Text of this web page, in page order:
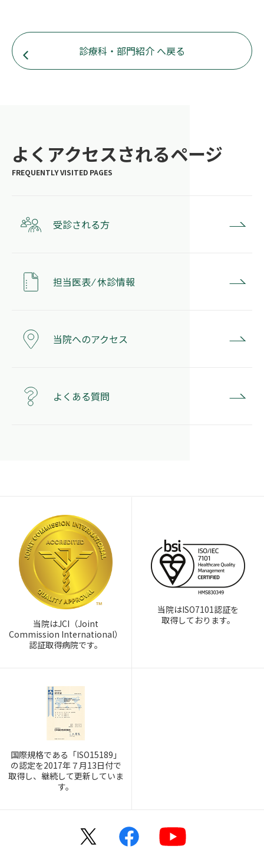
診療科・部門紹介 へ戻る
よくアクセスされるページ
受診される方
担当医表 ⁄ 休診情報
当院へのアクセス
よくある質問
当院はJCI（Joint
Commission International）
認証取得病院です。
当院はISO7101認証を
取得しております。
国際規格である「ISO15189」
の認定を2017年７月13日付で
取得し、継続して更新していま
す。